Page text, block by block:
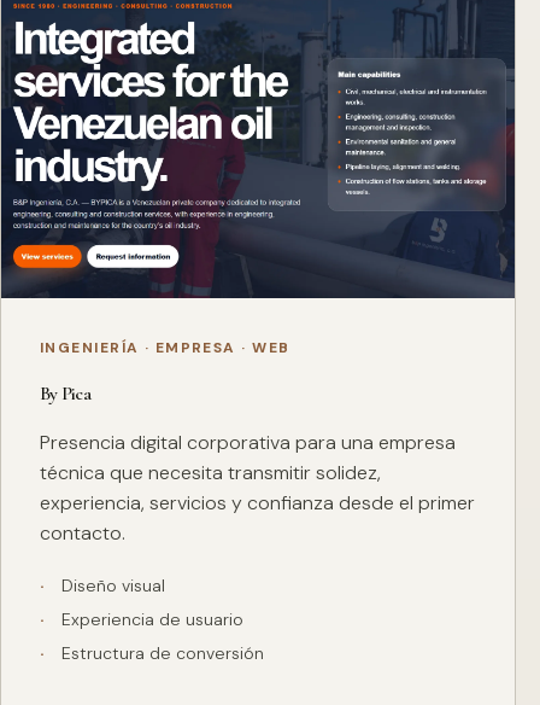
INGENIERÍA · EMPRESA · WEB
By Pica
Presencia digital corporativa para una empresa
técnica que necesita transmitir solidez,
experiencia, servicios y confianza desde el primer
contacto.
Diseño visual
Experiencia de usuario
Estructura de conversión